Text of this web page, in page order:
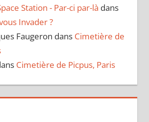
Station - Par-ci par-là dans
Invader ?
Faugeron dans Cimetière de
Cimetière de Picpus, Paris